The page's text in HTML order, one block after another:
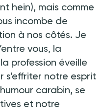
hein), mais comme
incombe de
à nos côtés. Je
vous, la
profession éveille
s’effriter notre esprit
carabin, se
et notre